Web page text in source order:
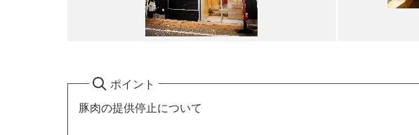
ポイント
豚肉の提供停止について